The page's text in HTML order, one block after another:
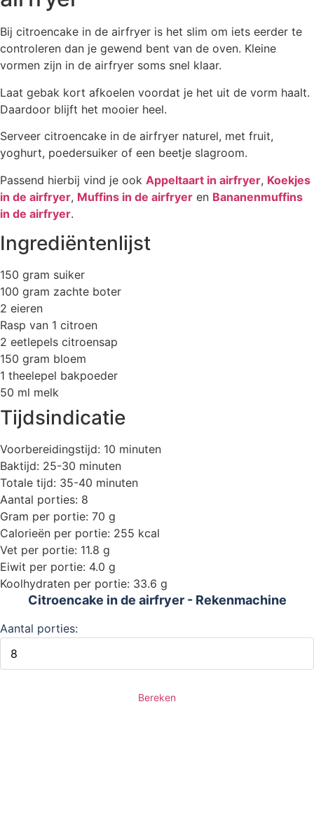
Bij citroencake in de airfryer is het slim om iets eerder te
controleren dan je gewend bent van de oven. Kleine
vormen zijn in de airfryer soms snel klaar.
Laat gebak kort afkoelen voordat je het uit de vorm haalt.
Daardoor blijft het mooier heel.
Serveer citroencake in de airfryer naturel, met fruit,
yoghurt, poedersuiker of een beetje slagroom.
Passend hierbij vind je ook Appeltaart in airfryer, Koekjes
in de airfryer, Muffins in de airfryer en Bananenmuffins
in de airfryer.
Ingrediëntenlijst
150 gram suiker
100 gram zachte boter
2 eieren
Rasp van 1 citroen
2 eetlepels citroensap
150 gram bloem
1 theelepel bakpoeder
50 ml melk
Tijdsindicatie
Voorbereidingstijd: 10 minuten
Baktijd: 25-30 minuten
Totale tijd: 35-40 minuten
Aantal porties: 8
Gram per portie: 70 g
Calorieën per portie: 255 kcal
Vet per portie: 11.8 g
Eiwit per portie: 4.0 g
Koolhydraten per portie: 33.6 g
Citroencake in de airfryer - Rekenmachine
Aantal porties:
Bereken